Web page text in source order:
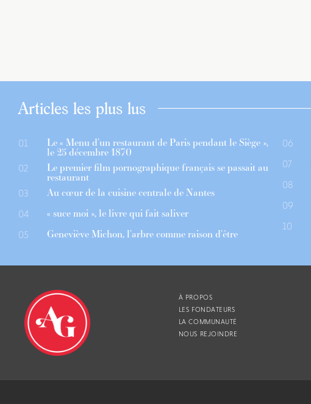
Articles les plus lus
01 Le « Menu d’un restaurant de Paris pendant le Siège »,
le 25 décembre 1870
02 Le premier film pornographique français se passait au
restaurant
03 Au cœur de la cuisine centrale de Nantes
04 « suce moi », le livre qui fait saliver
05 Geneviève Michon, l’arbre comme raison d’être
06
07
08
09
10
À PROPOS
LES FONDATEURS
LA COMMUNAUTÉ
NOUS REJOINDRE